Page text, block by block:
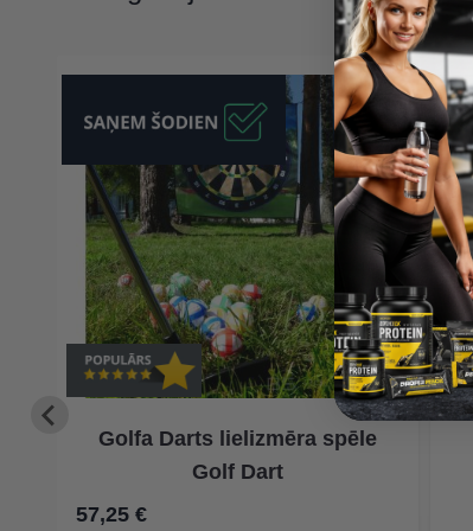
Golfa Darts lielizmēra spēle
Golf Dart
57,25 €